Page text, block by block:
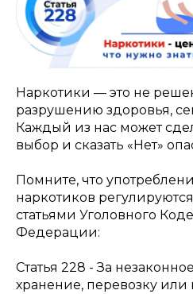
Наркотики — это не
разрушению здоровья,
Каждый из нас может
выбор и сказать «Нет»
Помните, что
наркотиков
статьями Уголовного
Федерации:
Статья 228 - За
хранение, перевозку или